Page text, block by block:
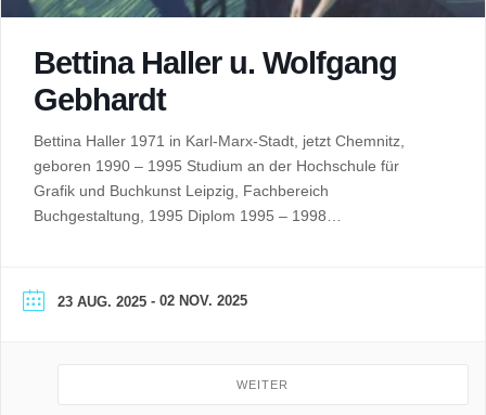
Bettina Haller u. Wolfgang
Gebhardt
Bettina Haller 1971 in Karl-Marx-Stadt, jetzt Chemnitz,
geboren 1990 – 1995 Studium an der Hochschule für
Grafik und Buchkunst Leipzig, Fachbereich
Buchgestaltung, 1995 Diplom 1995 – 1998
Grafikerin in Chemnitz und Betreiben einer kleinen
Druckwerkstatt für künstlerischen Handpressendruck
23 AUG. 2025 - 02 NOV. 2025
WEITER